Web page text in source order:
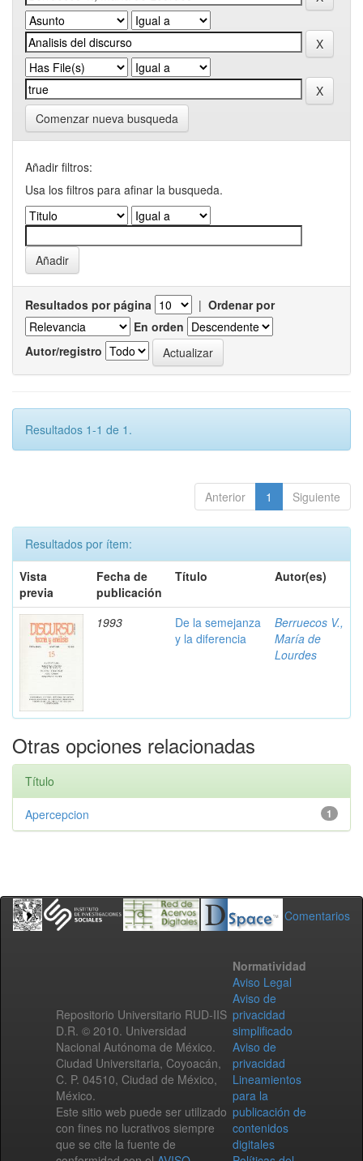
Comenzar nueva busqueda
Añadir filtros:
Usa los filtros para afinar la busqueda.
Resultados por página | Ordenar por
En orden
Autor/registro
Resultados 1-1 de 1.
Anterior 1 Siguiente
Resultados por ítem:
Vista
previa
Fecha de
publicación
Título Autor(es)
1993
De la semejanza
y la diferencia
Berruecos V.,
María de
Lourdes
Otras opciones relacionadas
Título
1
Apercepcion
Comentarios
Repositorio Universitario RUD-IIS
D.R. © 2010. Universidad
Nacional Autónoma de México.
Ciudad Universitaria, Coyoacán,
C. P. 04510, Ciudad de México,
México.
Este sitio web puede ser utilizado
con fines no lucrativos siempre
que se cite la fuente de
Normatividad
Aviso Legal
Aviso de
privacidad
simplificado
Aviso de
privacidad
Lineamientos
para la
publicación de
contenidos
digitales